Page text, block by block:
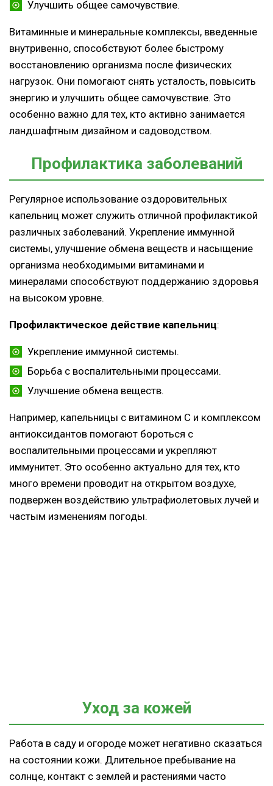
Улучшить общее самочувствие.
Витаминные и минеральные комплексы, введенные
внутривенно, способствуют более быстрому
восстановлению организма после физических
нагрузок. Они помогают снять усталость, повысить
энергию и улучшить общее самочувствие. Это
особенно важно для тех, кто активно занимается
ландшафтным дизайном и садоводством.
Профилактика заболеваний
Регулярное использование оздоровительных
капельниц может служить отличной профилактикой
различных заболеваний. Укрепление иммунной
системы, улучшение обмена веществ и насыщение
организма необходимыми витаминами и
минералами способствуют поддержанию здоровья
на высоком уровне.
Профилактическое действие капельниц:
Укрепление иммунной системы.
Борьба с воспалительными процессами.
Улучшение обмена веществ.
Например, капельницы с витамином С и комплексом
антиоксидантов помогают бороться с
воспалительными процессами и укрепляют
иммунитет. Это особенно актуально для тех, кто
много времени проводит на открытом воздухе,
подвержен воздействию ультрафиолетовых лучей и
частым изменениям погоды.
Уход за кожей
Работа в саду и огороде может негативно сказаться
на состоянии кожи. Длительное пребывание на
солнце, контакт с землей и растениями часто